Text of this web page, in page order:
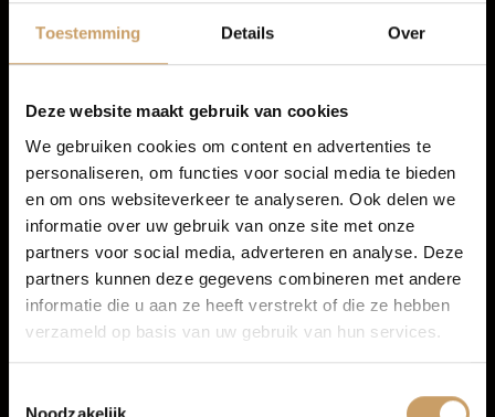
Toestemming Details Over
Deze website maakt gebruik van cookies
We gebruiken cookies om content en advertenties te
personaliseren, om functies voor social media te bieden
en om ons websiteverkeer te analyseren. Ook delen we
informatie over uw gebruik van onze site met onze
partners voor social media, adverteren en analyse. Deze
partners kunnen deze gegevens combineren met andere
informatie die u aan ze heeft verstrekt of die ze hebben
verzameld op basis van uw gebruik van hun services.
Elektronische remkrachtverdeling
Buitenspiegels elektrisch verstel- en verwarmbaar
koplampreiniging
TOON MEER
Autolease
Financiering
Autoverzekeringen
Verkoop
Auto onderhoud